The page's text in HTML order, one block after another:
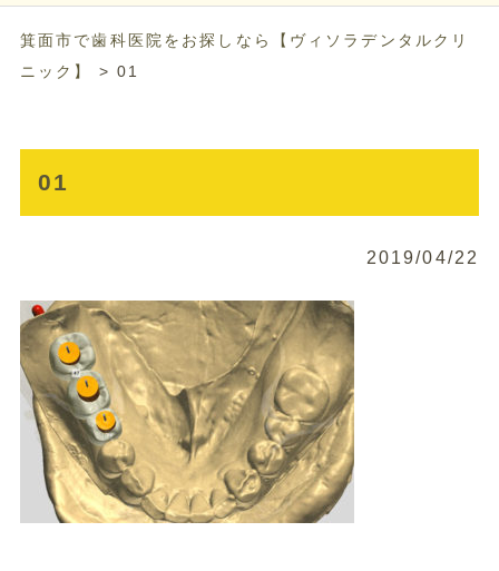
箕面市で歯科医院をお探しなら【ヴィソラデンタルクリ
ニック】
> 01
01
2019/04/22